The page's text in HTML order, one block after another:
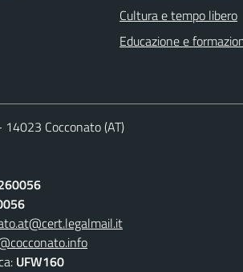
Cultura e tempo libero
Educazione e
Cocconato (AT)
UFW160